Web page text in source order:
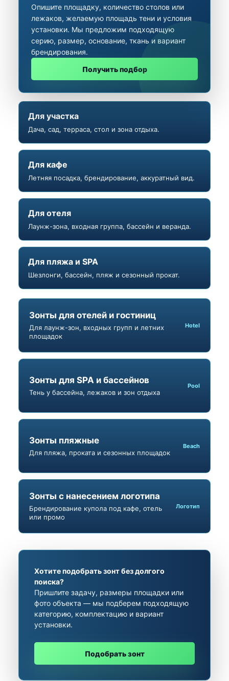
Опишите площадку, количество столов или
лежаков, желаемую площадь тени и условия
установки. Мы предложим подходящую
серию, размер, основание, ткань и вариант
брендирования.
Получить подбор
Для участка
Дача, сад, терраса, стол и зона отдыха.
Для кафе
Летняя посадка, брендирование, аккуратный вид.
Для отеля
Лаунж-зона, входная группа, бассейн и веранда.
Для пляжа и SPA
Шезлонги, бассейн, пляж и сезонный прокат.
Зонты для отелей и гостиниц
Для лаунж-зон, входных групп и летних
площадок
Hotel
Зонты для SPA и бассейнов
Тень у бассейна, лежаков и зон отдыха
Pool
Зонты пляжные
Для пляжа, проката и сезонных площадок
Beach
Зонты с нанесением логотипа
Брендирование купола под кафе, отель
или промо
Логотип
Хотите подобрать зонт без долгого
поиска?
Пришлите задачу, размеры площадки или
фото объекта — мы подберем подходящую
категорию, комплектацию и вариант
установки.
Подобрать зонт